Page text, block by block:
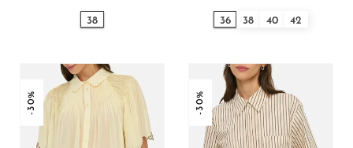
38 36 38 40 42
-30% -30%